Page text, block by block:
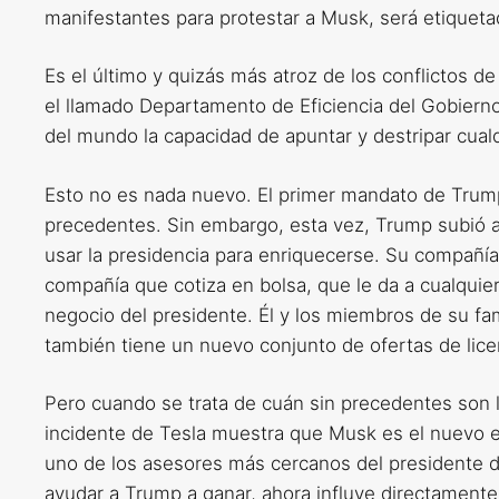
manifestantes para protestar a Musk, será
Es el último y quizás más atroz de los conflictos
el llamado Departamento de Eficiencia del
del mundo la capacidad de apuntar y destripar
Esto no es nada nuevo. El primer mandato de
precedentes. Sin embargo, esta vez, Trump
usar la presidencia para enriquecerse. Su
compañía que cotiza en bolsa, que le da a
negocio del presidente. Él y los miembros de su
también tiene un nuevo conjunto de ofertas de
Pero cuando se trata de cuán sin precedentes
incidente de Tesla muestra que Musk es el nuevo
uno de los asesores más cercanos del presidente
ayudar a Trump a ganar, ahora influye